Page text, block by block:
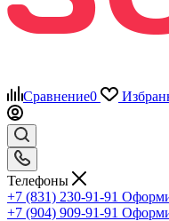
Сравнение0
Телефоны
+7 (831) 230-91-91
+7 (904) 909-91-91